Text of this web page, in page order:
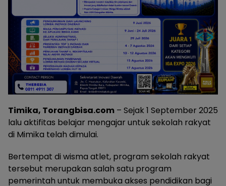
Timika, Torangbisa.com – Sejak 1 September 2025
lalu aktifitas belajar mengajar untuk sekolah rakyat
di Mimika telah dimulai.
Bertempat di wisma atlet, program sekolah rakyat
tersebut merupakan salah satu program
pemerintah untuk membuka akses pendidikan bagi